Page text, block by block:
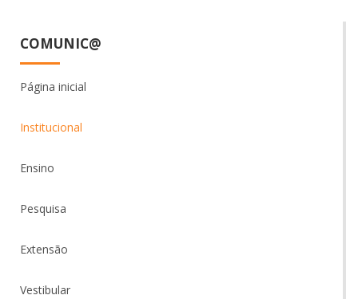
COMUNIC@
Página inicial
Institucional
Ensino
Pesquisa
Extensão
Vestibular